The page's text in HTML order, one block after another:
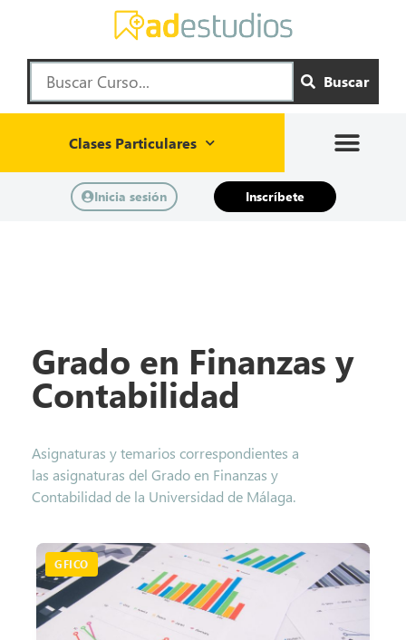
Buscar
Clases Particulares
Inicia sesión Inscríbete
Grado en Finanzas y
Contabilidad
Asignaturas y temarios correspondientes a
las asignaturas del Grado en Finanzas y
Contabilidad de la Universidad de Málaga.
GFICO